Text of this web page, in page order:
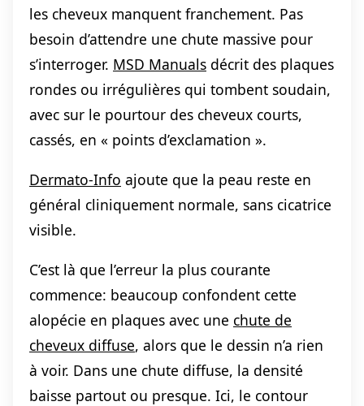
les cheveux manquent franchement. Pas
besoin d’attendre une chute massive pour
s’interroger. MSD Manuals décrit des plaques
rondes ou irrégulières qui tombent soudain,
avec sur le pourtour des cheveux courts,
cassés, en « points d’exclamation ».
Dermato-Info ajoute que la peau reste en
général cliniquement normale, sans cicatrice
visible.
C’est là que l’erreur la plus courante
commence: beaucoup confondent cette
alopécie en plaques avec une chute de
cheveux diffuse, alors que le dessin n’a rien
à voir. Dans une chute diffuse, la densité
baisse partout ou presque. Ici, le contour